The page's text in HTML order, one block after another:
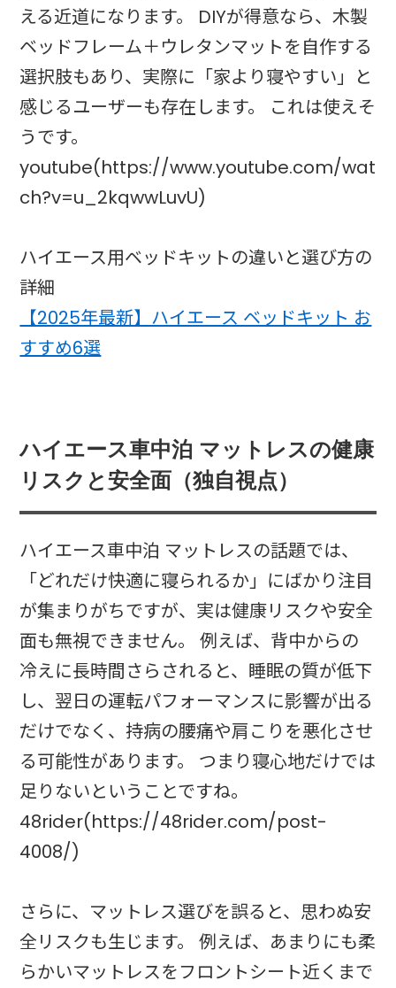
える近道になります。 DIYが得意なら、木製
ベッドフレーム＋ウレタンマットを自作する
選択肢もあり、実際に「家より寝やすい」と
感じるユーザーも存在します。 これは使えそ
うです。
youtube(https://www.youtube.com/wat
ch?v=u_2kqwwLuvU)
ハイエース用ベッドキットの違いと選び方の
詳細
【2025年最新】ハイエース ベッドキット お
すすめ6選
ハイエース車中泊 マットレスの健康
リスクと安全面（独自視点）
ハイエース車中泊 マットレスの話題では、
「どれだけ快適に寝られるか」にばかり注目
が集まりがちですが、実は健康リスクや安全
面も無視できません。 例えば、背中からの
冷えに長時間さらされると、睡眠の質が低下
し、翌日の運転パフォーマンスに影響が出る
だけでなく、持病の腰痛や肩こりを悪化させ
る可能性があります。 つまり寝心地だけでは
足りないということですね。
48rider(https://48rider.com/post-
4008/)
さらに、マットレス選びを誤ると、思わぬ安
全リスクも生じます。 例えば、あまりにも柔
らかいマットレスをフロントシート近くまで